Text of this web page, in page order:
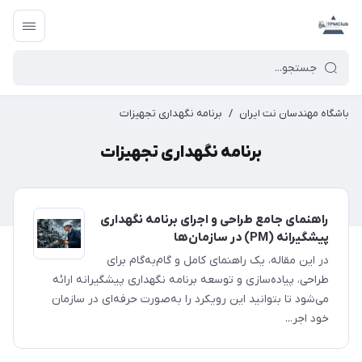
باشگاه مهندسان نت ایران / برنامه نگهداری تجهیزات
برنامه نگهداری تجهیزات
راهنمای جامع طراحی و اجرای برنامه نگهداری
پیشگیرانه (PM) در سازمان‌ها
در این مقاله، یک راهنمای کامل و گام‌به‌گام برای
طراحی، پیاده‌سازی و توسعه برنامه نگهداری پیشگیرانه ارائه
می‌شود تا بتوانید این رویکرد را به‌صورت حرفه‌ای در سازمان
خود اجر...